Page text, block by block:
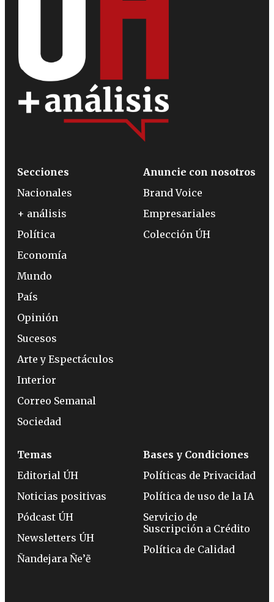
Secciones
Nacionales
+ análisis
Política
Economía
Mundo
País
Opinión
Sucesos
Arte y Espectáculos
Interior
Correo Semanal
Sociedad
Anuncie con nosotros
Brand Voice
Empresariales
Colección ÚH
Temas
Editorial ÚH
Noticias positivas
Pódcast ÚH
Newsletters ÚH
Ñandejara Ñe’ẽ
Bases y Condiciones
Políticas de Privacidad
Política de uso de la IA
Servicio de
Suscripción a Crédito
Política de Calidad